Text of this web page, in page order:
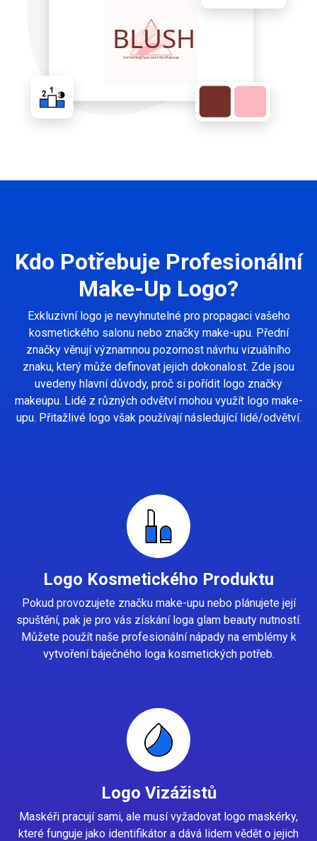
Kdo Potřebuje Profesionální
Make-Up Logo?
Exkluzivní logo je nevyhnutelné pro propagaci vašeho
kosmetického salonu nebo značky make-upu. Přední
značky věnují významnou pozornost návrhu vizuálního
znaku, který může definovat jejich dokonalost. Zde jsou
uvedeny hlavní důvody, proč si pořídit logo značky
makeupu. Lidé z různých odvětví mohou využít logo make-
upu. Přitažlivé logo však používají následující lidé/odvětví.
Logo Kosmetického Produktu
Pokud provozujete značku make-upu nebo plánujete její
spuštění, pak je pro vás získání loga glam beauty nutností.
Můžete použít naše profesionální nápady na emblémy k
vytvoření báječného loga kosmetických potřeb.
Logo Vizážistů
Maskéři pracují sami, ale musí vyžadovat logo maskérky,
které funguje jako identifikátor a dává lidem vědět o jejich